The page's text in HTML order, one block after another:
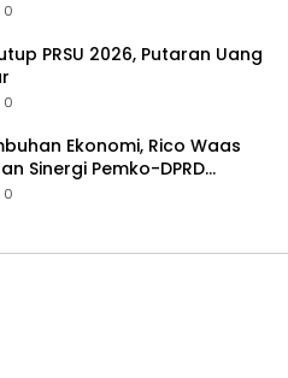
0
PRSU 2026, Putaran Uang
0
Ekonomi, Rico Waas
Sinergi Pemko-DPRD
0